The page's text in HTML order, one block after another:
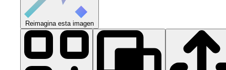
Reimagina esta imagen